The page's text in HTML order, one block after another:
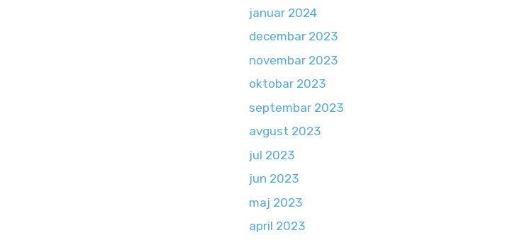
januar 2024
decembar 2023
novembar 2023
oktobar 2023
septembar 2023
avgust 2023
jul 2023
jun 2023
maj 2023
april 2023